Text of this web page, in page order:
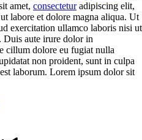
amet, consecteturadipiscing elit,
labore et dolore magna aliqua. Ut
exercitation ullamco laboris nisi ut
Duis aute irure dolor in
cillum dolore eu fugiat nulla
non proident, sunt in culpa
laborum. Lorem ipsum dolor sit